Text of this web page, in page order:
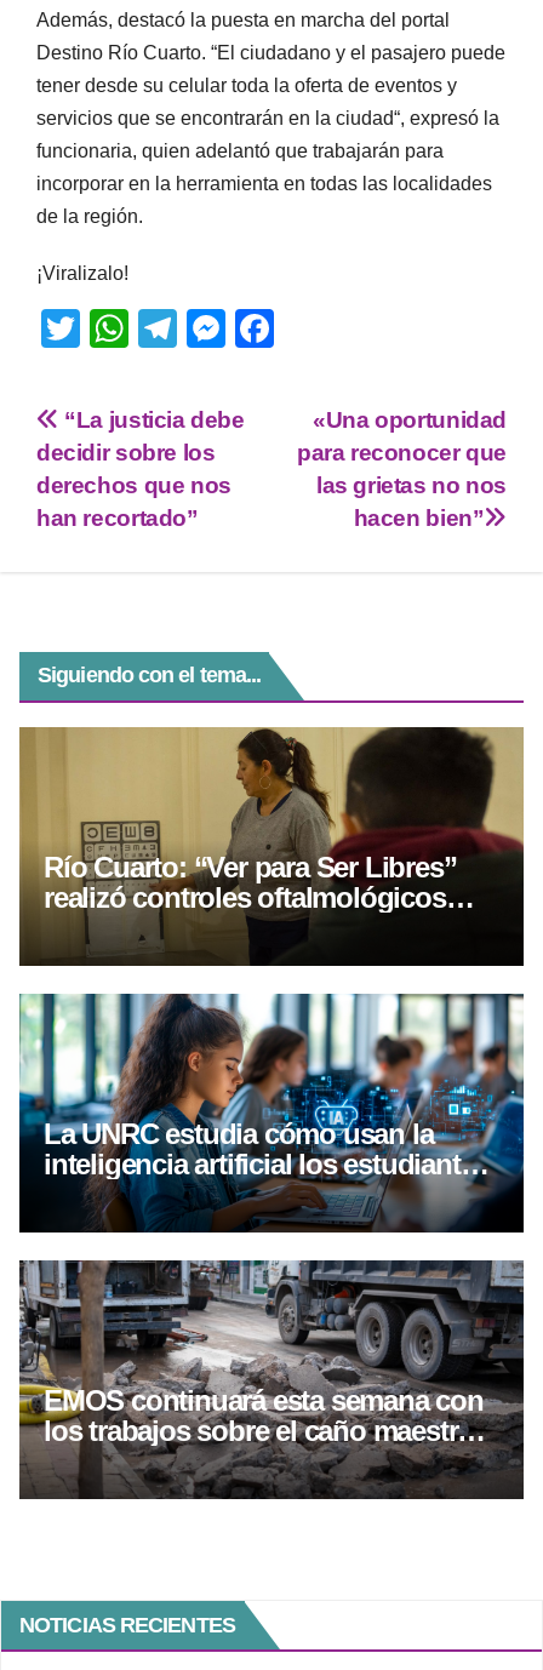
Además, destacó la puesta en marcha del portal
Destino Río Cuarto. “El ciudadano y el pasajero puede
tener desde su celular toda la oferta de eventos y
servicios que se encontrarán en la ciudad“, expresó la
funcionaria, quien adelantó que trabajarán para
incorporar en la herramienta en todas las localidades
de la región.
¡Viralizalo!
T
tt
er
W
at
s
A
p
T
e
gr
a
m
M
ss
n
«Una oportunidad
para reconocer que
las grietas no nos
hacen bien”
“La justicia debe
decidir sobre los
derechos que nos
han recortado”
Siguiendo con el tema...
Río Cuarto: “Ver para Ser Libres”
realizó controles oftalmológicos
gratuitos
La UNRC estudia cómo usan la
inteligencia artificial los estudiantes:
qué encontraron hasta ahora
EMOS continuará esta semana con
los trabajos sobre el caño maestro
en calle Alvear
NOTICIAS RECIENTES